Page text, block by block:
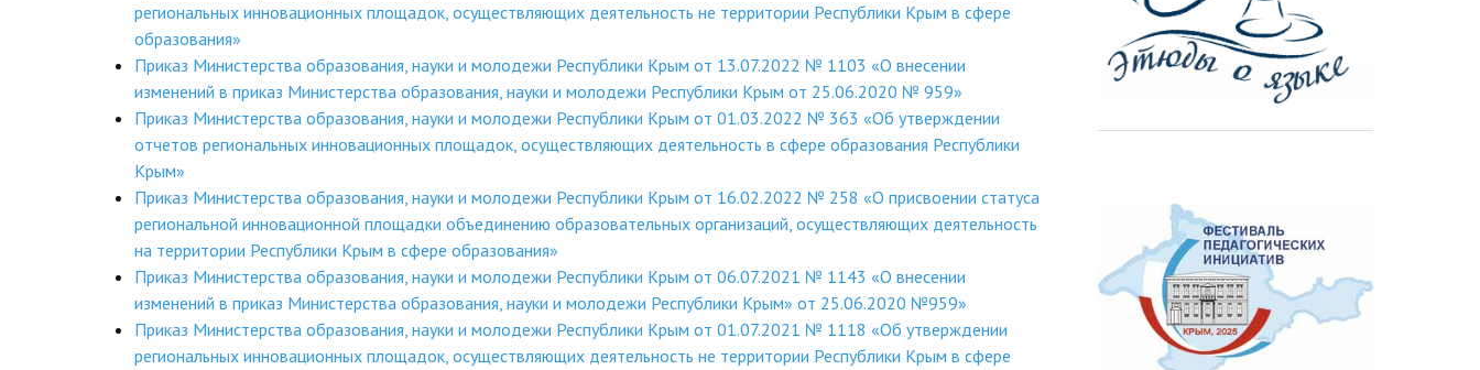
региональных инновационных площадок, осуществляющих деятельность не территории Республики Крым в сфере
образования»
Приказ Министерства образования, науки и молодежи Республики Крым от 13.07.2022 № 1103 «О внесении
изменений в приказ Министерства образования, науки и молодежи Республики Крым от 25.06.2020 № 959»
Приказ Министерства образования, науки и молодежи Республики Крым от 01.03.2022 № 363 «Об утверждении
отчетов региональных инновационных площадок, осуществляющих деятельность в сфере образования Республики
Крым»
Приказ Министерства образования, науки и молодежи Республики Крым от 16.02.2022 № 258 «О присвоении статуса
региональной инновационной площадки объединению образовательных организаций, осуществляющих деятельность
на территории Республики Крым в сфере образования»
Приказ Министерства образования, науки и молодежи Республики Крым от 06.07.2021 № 1143 «О внесении
изменений в приказ Министерства образования, науки и молодежи Республики Крым» от 25.06.2020 №959»
Приказ Министерства образования, науки и молодежи Республики Крым от 01.07.2021 № 1118 «Об утверждении
региональных инновационных площадок, осуществляющих деятельность не территории Республики Крым в сфере